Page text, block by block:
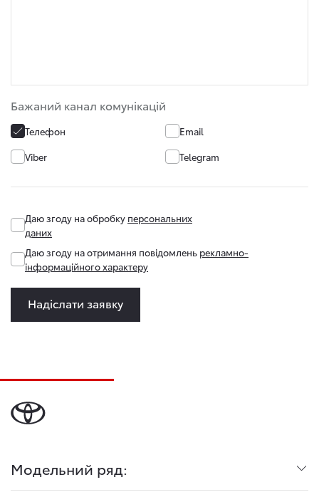
Бажаний канал комунікацій
Телефон
Email
Viber
Telegram
Даю згоду на обробку персональних
даних
Даю згоду на отримання повідомлень рекламно-
інформаційного характеру
Надіслати заявку
Модельний ряд: